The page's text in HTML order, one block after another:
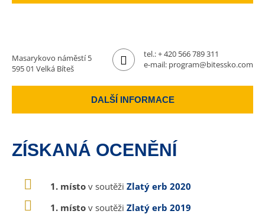
Masarykovo náměstí 5
595 01 Velká Bíteš
tel.:+ 420 566 789 311
e-mail: program@bitessko.com
DALŠÍ INFORMACE
ZÍSKANÁ OCENĚNÍ
1. místo v soutěži Zlatý erb 2020
1. místo v soutěži Zlatý erb 2019